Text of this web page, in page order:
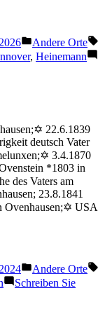
Veröffentlicht
in
Andere Orte
, Heinemann
22.6.1839
deutsch Vater
3.4.1870
*1803 in
des Vaters am
23.8.1841
Ovenhausen;✡ USA
Veröffentlicht
in
Andere Orte
Schreiben Sie